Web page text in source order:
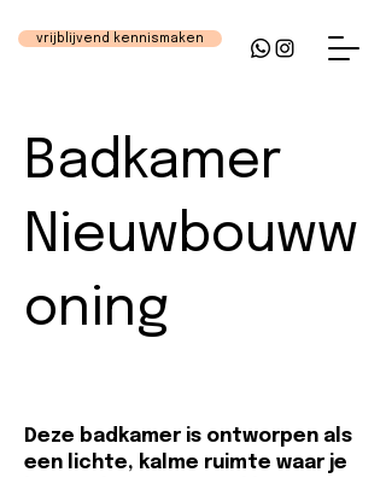
vrijblijvend kennismaken
Badkamer
Nieuwbouww
oning
Deze badkamer is ontworpen als
een lichte, kalme ruimte waar je